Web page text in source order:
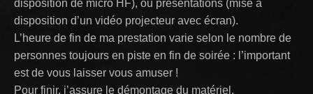
disposition de micro HF), ou présentations (mise à
disposition d’un vidéo projecteur avec écran).
L’heure de fin de ma prestation varie selon le nombre de
personnes toujours en piste en fin de soirée : l’important
est de vous laisser vous amuser !
Pour finir, j’assure le démontage du matériel.